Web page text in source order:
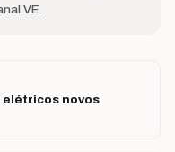
VE.
elétricos novos